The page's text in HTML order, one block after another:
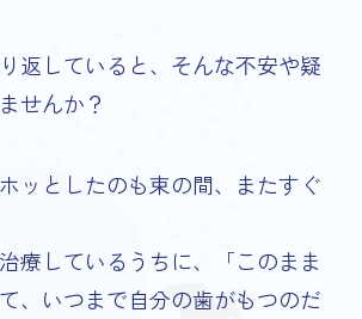
返していると、そんな不安や疑
せんか？
ッとしたのも束の間、またすぐ
療しているうちに、「このまま
、いつまで自分の歯がもつのだ